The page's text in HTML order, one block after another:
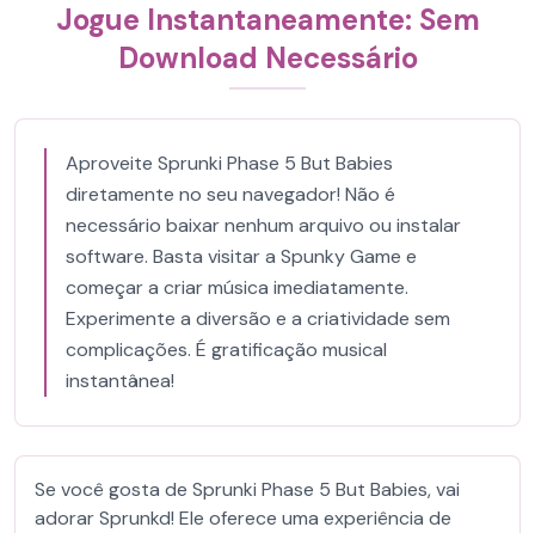
Jogue Instantaneamente: Sem
Download Necessário
Aproveite Sprunki Phase 5 But Babies
diretamente no seu navegador! Não é
necessário baixar nenhum arquivo ou instalar
software. Basta visitar a Spunky Game e
começar a criar música imediatamente.
Experimente a diversão e a criatividade sem
complicações. É gratificação musical
instantânea!
Se você gosta de Sprunki Phase 5 But Babies, vai
adorar Sprunkd! Ele oferece uma experiência de